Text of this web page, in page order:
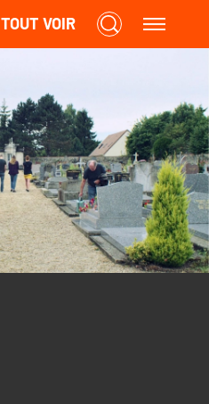
TOUT VOIR